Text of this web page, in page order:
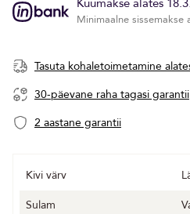
Kuumakse alates
Minimaalne sissemakse
Tasuta kohaletoimetamine
30-päevane raha tagasi garantii
2 aastane garantii
Kivi värv
Sulam